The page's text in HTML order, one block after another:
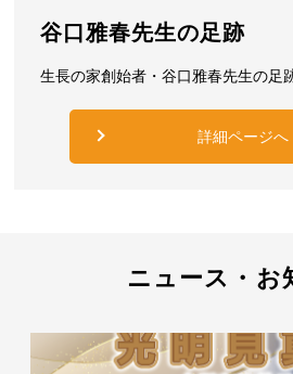
谷口雅春先生の足跡
生長の家創始者・谷口雅春先生の足
詳細ページへ
ニュース・お